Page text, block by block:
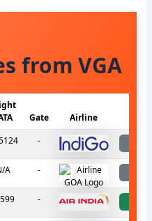
from VGA
Gate Airline
-
A -
-